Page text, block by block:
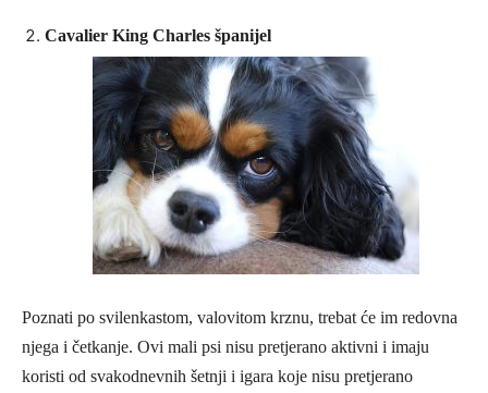
Cavalier King Charles španijel
Poznati po svilenkastom, valovitom krznu, trebat će im redovna
njega i četkanje. Ovi mali psi nisu pretjerano aktivni i imaju
koristi od svakodnevnih šetnji i igara koje nisu pretjerano